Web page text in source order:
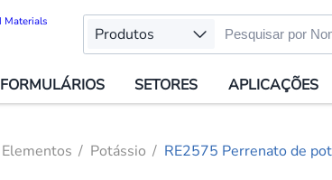
Produtos
FORMULÁRIOS SETORES APLICAÇÕES
Elementos Potássio RE2575 Perrenato de